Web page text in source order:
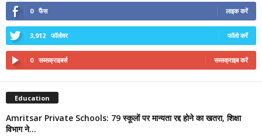
0 फैंस लाइक करें
3,912 फॉलोवर फॉलो करें
0 सब्सक्राइबर्स सब्सक्राइब करें
Education
Amritsar Private Schools: 79 स्कूलों पर मान्यता रद्द होने का खतरा, शिक्षा
विभाग ने...